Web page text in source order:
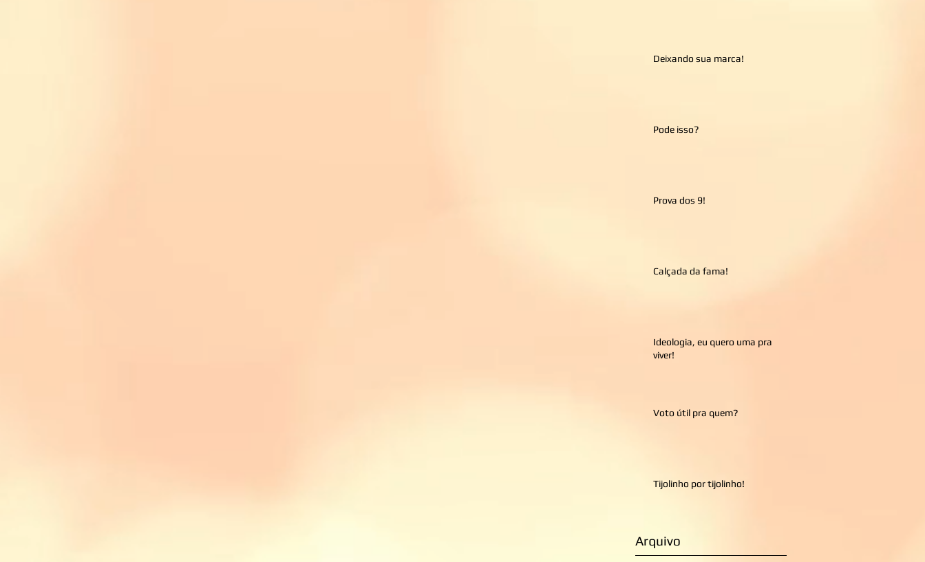
Deixando sua marca!
Pode isso?
Prova dos 9!
Calçada da fama!
Ideologia, eu quero uma pra
viver!
Voto útil pra quem?
Tijolinho por tijolinho!
Arquivo